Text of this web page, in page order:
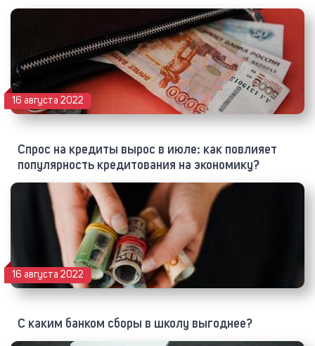
Спрос на кредиты вырос в июле: как повлияет
популярность кредитования на экономику?
16 августа 2022
С каким банком сборы в школу выгоднее?
16 августа 2022